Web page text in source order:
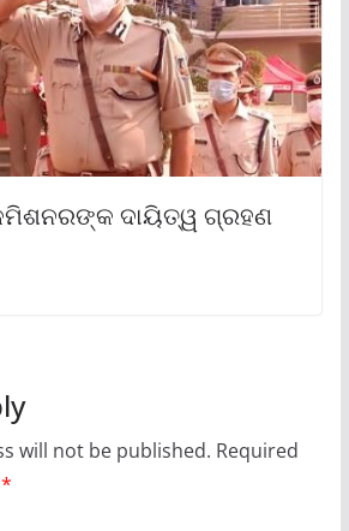
ଦାୟିତ୍ୱ ଗ୍ରହଣ
will not be published. Required
*